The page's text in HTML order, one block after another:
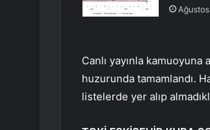
Canlı yayınla
huzurunda tamamlandı.
listelerde yer alıp